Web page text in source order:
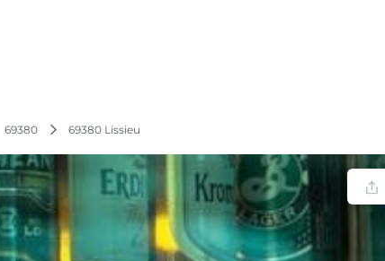
69380 69380 Lissieu